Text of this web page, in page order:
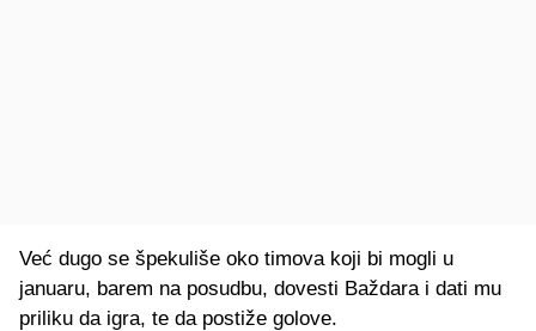
Već dugo se špekuliše oko timova koji bi mogli u
januaru, barem na posudbu, dovesti Baždara i dati mu
priliku da igra, te da postiže golove.